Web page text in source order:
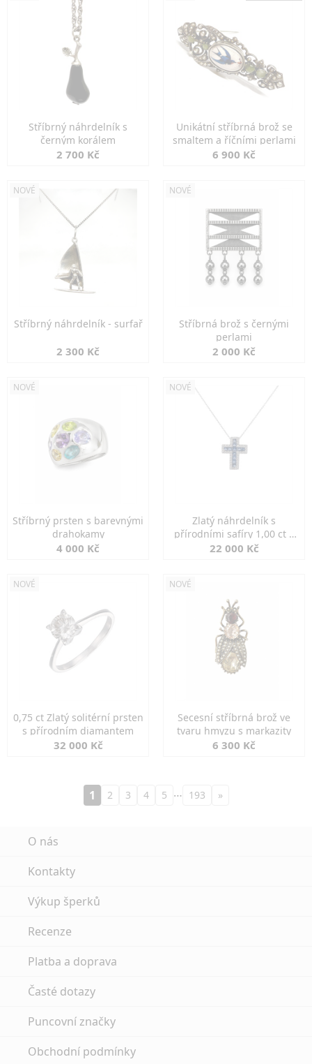
Stříbrný náhrdelník s
černým korálem
2 700 Kč
Unikátní stříbrná brož se
smaltem a říčními perlami
6 900 Kč
NOVÉ
Stříbrný náhrdelník - surfař
2 300 Kč
NOVÉ
Stříbrná brož s černými
perlami
2 000 Kč
NOVÉ
Stříbrný prsten s barevnými
drahokamy
4 000 Kč
NOVÉ
Zlatý náhrdelník s
přírodními safíry 1,00 ct a
diamanty
22 000 Kč
NOVÉ
0,75 ct Zlatý solitérní prsten
s přírodním diamantem
32 000 Kč
NOVÉ
Secesní stříbrná brož ve
tvaru hmyzu s markazity
6 300 Kč
1 2 3 4 5 … 193 »
O nás
Kontakty
Výkup šperků
Recenze
Platba a doprava
Časté dotazy
Puncovní značky
Obchodní podmínky